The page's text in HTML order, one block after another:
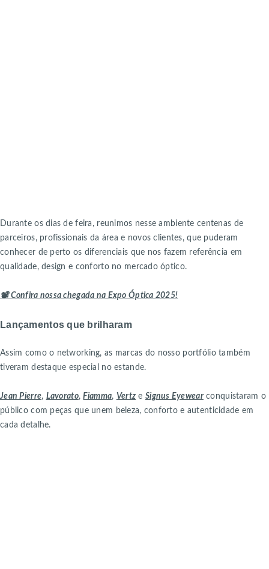
Durante os dias de feira, reunimos nesse ambiente centenas de
parceiros, profissionais da área e novos clientes, que puderam
conhecer de perto os diferenciais que nos fazem referência em
qualidade, design e conforto no mercado óptico.
📽️ Confira nossa chegada na Expo Óptica 2025!
Lançamentos que brilharam
Assim como o networking, as marcas do nosso portfólio também
tiveram destaque especial no estande.
Jean Pierre, Lavorato,Fiamma, Vertz e Signus Eyewearconquistaram o
público com peças que unem beleza, conforto e autenticidade em
cada detalhe.